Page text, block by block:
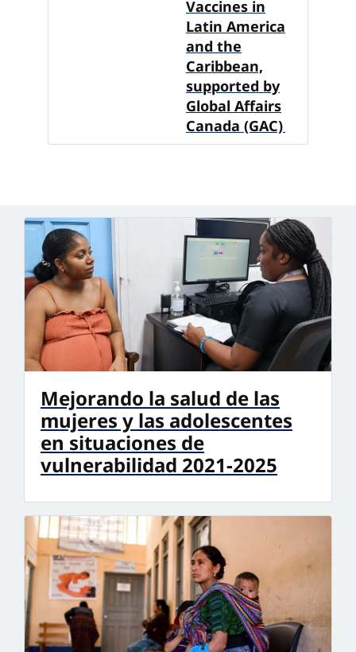
Vaccines in
Latin America
and the
Caribbean,
supported by
Global Affairs
Canada (GAC)
Mejorando la salud de las
mujeres y las adolescentes
en situaciones de
vulnerabilidad 2021-2025